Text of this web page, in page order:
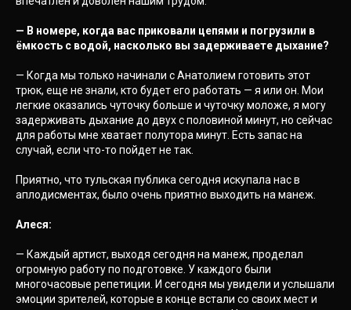
— В номере, когда вас приковали цепями и погрузили в
ёмкость с водой, насколько вы задерживаете дыхание?
— Когда мы только начинали с Анатолием готовить этот
трюк, еще не знали, кто будет его работать — я или он. Мои
легкие оказались чуточку больше и чуточку моложе, я могу
задерживать дыхание до двух с половиной минут, но сейчас
для работы мне хватает полутора минут. Есть запас на
случай, если что-то пойдет не так.
Приятно, что тульская публика сегодня искупала нас в
аплодисментах, было очень приятно выходить на манеж.
Алеся:
— Каждый артист, выходя сегодня на манеж, проделал
огромную работу по подготовке. У каждого были
многочасовые репетиции. И сегодня мы увидели и услышали
эмоции зрителей, которые в конце встали со своих мест и